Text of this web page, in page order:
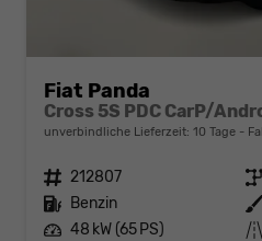
Fiat Panda
Cross 5S PDC CarP/
unverbindliche Lieferzeit: 10 Tage
Fahrzeugnr. 212807 Getriebe
Kraftstoff Benzin Außenfarbe
Leistung 48 kW (65 PS) Kilometerstand